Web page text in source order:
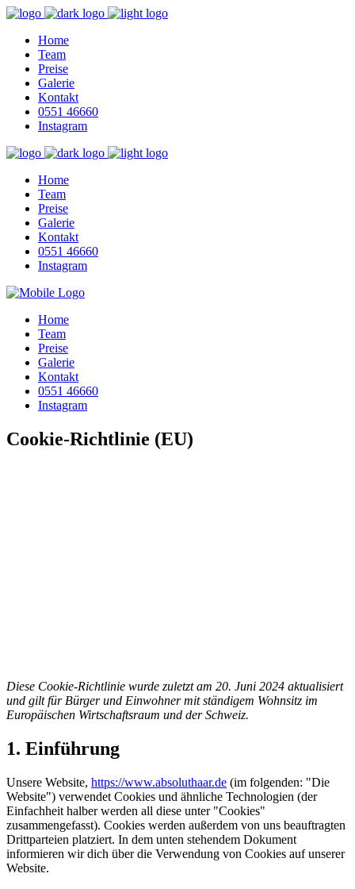
Home
Team
Preise
Galerie
Kontakt
0551 46660
Instagram
Home
Team
Preise
Galerie
Kontakt
0551 46660
Instagram
Home
Team
Preise
Galerie
Kontakt
0551 46660
Instagram
Cookie-Richtlinie (EU)
Diese Cookie-Richtlinie wurde zuletzt am 20. Juni 2024 aktualisiert
und gilt für Bürger und Einwohner mit ständigem Wohnsitz im
Europäischen Wirtschaftsraum und der Schweiz.
1. Einführung
Unsere Website, https://www.absoluthaar.de (im folgenden: "Die
Website") verwendet Cookies und ähnliche Technologien (der
Einfachheit halber werden all diese unter "Cookies"
zusammengefasst). Cookies werden außerdem von uns beauftragten
Drittparteien platziert. In dem unten stehendem Dokument
informieren wir dich über die Verwendung von Cookies auf unserer
Website.